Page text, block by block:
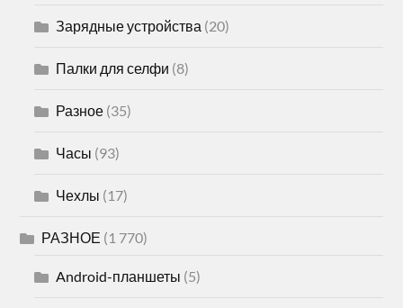
Зарядные устройства (20)
Палки для селфи (8)
Разное (35)
Часы (93)
Чехлы (17)
РАЗНОЕ (1 770)
Android-планшеты (5)